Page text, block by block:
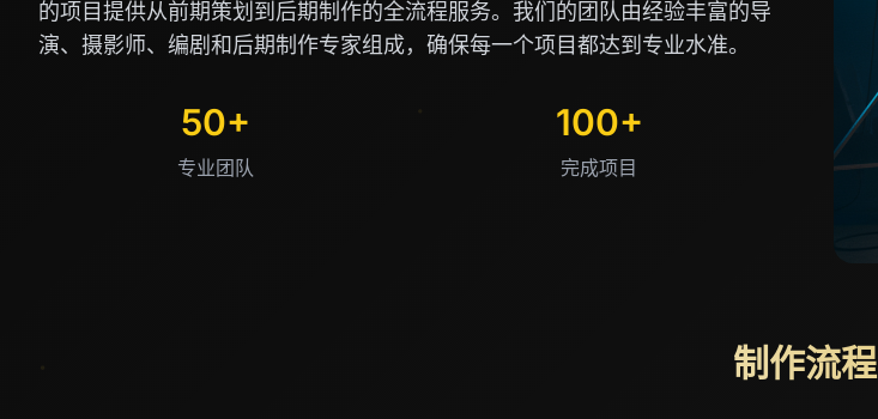
的项目提供从前期策划到后期制作的全流程服务。我们的团队由经验丰富的导
演、摄影师、编剧和后期制作专家组成，确保每一个项目都达到专业水准。
50+
专业团队
100+
完成项目
制作流程